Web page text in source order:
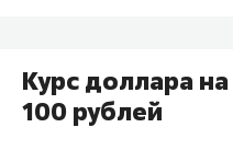
Курс доллара
100 рублей